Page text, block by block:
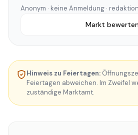
Anonym · keine Anmeldung ·
Markt
Hinweis zu Feiertagen:
Feiertagen abweichen. Im Zweifel
zuständige Marktamt.